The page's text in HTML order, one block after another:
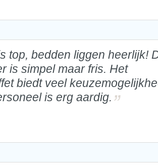
top, bedden liggen heerlijk!
is simpel maar fris. Het
biedt veel
is erg aardig.